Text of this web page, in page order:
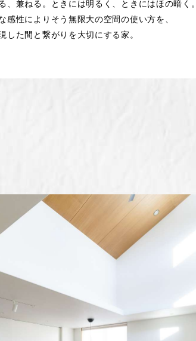
、兼ねる。
ときには明るく、ときにはほの暗く。
感性によりそう無限大の空間の使い方を、
した間と繋がりを大切にする家。